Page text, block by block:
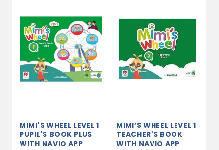
MIMI'S WHEEL LEVEL 1
PUPIL'S BOOK PLUS
WITH NAVIO APP
MIMI’S WHEEL LEVEL 1
TEACHER'S BOOK
WITH NAVIO APP